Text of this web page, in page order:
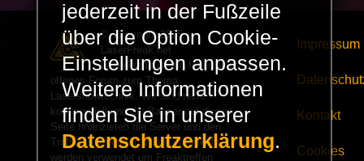
© Copyright 2025 -
LaserFreak.net
LaserFreak ist ein freies und
offenes Forum zum Thema
Lasershowtechnik. Wir sind nicht
kommerziell und die Banner auf dieser
Seite finanzieren die Server und den
Traffic. Einnahmen von Fan Artikeln
werden verwendet um Freaktreffen
Impressum
Kontakt
Cookies
jederzeit in der Fußzeile
über die Option Cookie-
Einstellungen anpassen.
Weitere Informationen
finden Sie in unserer
Datenschutzerklärung.